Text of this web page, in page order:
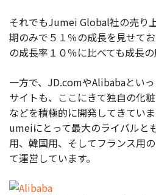
それでもJumei Global社の売り
期のみで５１％の成長を見せて
の成長率１０％に比べても成長の
一方で、JD.comやAlibabaとい
サイトも、ここにきて独自の化
などを積極的に開発してきてい
umeiにとって最大のライバルと
用、韓国用、そしてフランス用
て運営しています。